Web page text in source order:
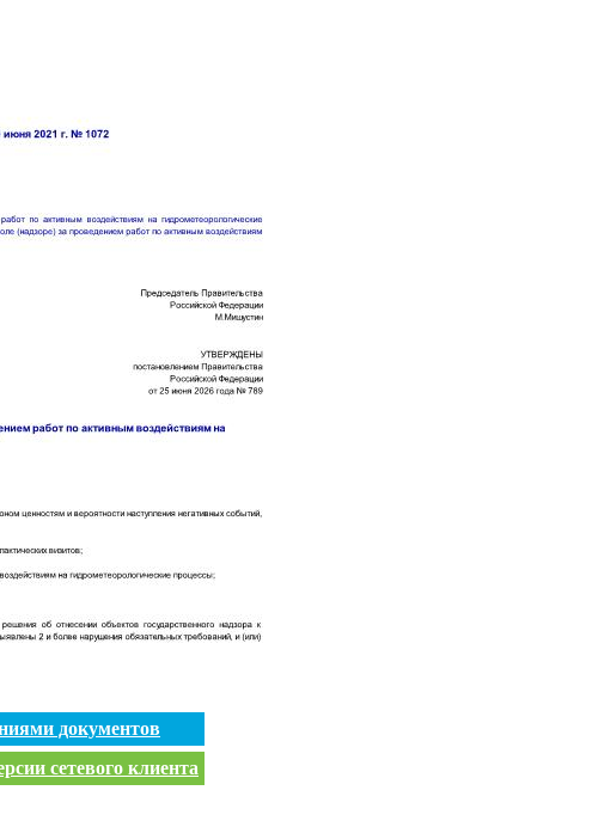
документов
сетевого клиента